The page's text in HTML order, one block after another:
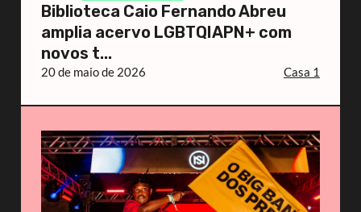
Biblioteca Caio Fernando Abreu
amplia acervo LGBTQIAPN+ com
novos t...
20 de maio de 2026 Casa 1